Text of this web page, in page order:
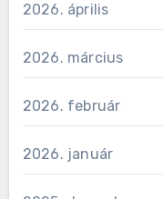
2026. április
2026. március
2026. február
2026. január